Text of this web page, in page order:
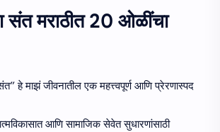
संत मराठीत 20 ओळींचा
हे माझं जीवनातील एक महत्त्वपूर्ण आणि प्रेरणास्पद
आणि सामाजिक सेवेत सुधारणांसाठी